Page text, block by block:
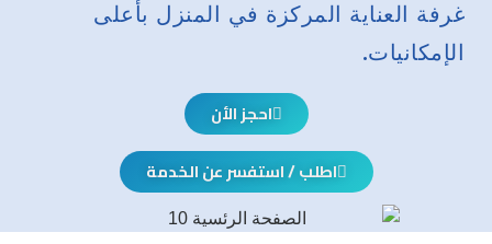
غرفة العناية المركزة في المنزل بأعلى
الإمكانيات.
احجز الأن
اطلب / استفسر عن الخدمة